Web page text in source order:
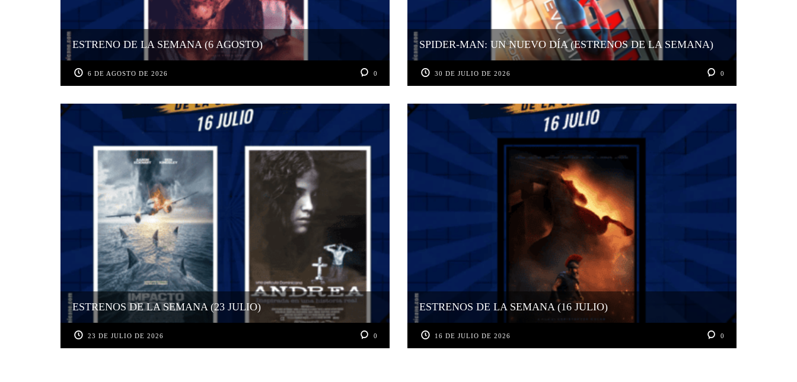
ESTRENO DE LA SEMANA (6 AGOSTO)
6 DE AGOSTO DE 2026 0
SPIDER-MAN: UN NUEVO DÍA (ESTRENOS DE LA SEMANA)
30 DE JULIO DE 2026 0
ESTRENOS DE LA SEMANA (23 JULIO)
23 DE JULIO DE 2026 0
ESTRENOS DE LA SEMANA (16 JULIO)
16 DE JULIO DE 2026 0